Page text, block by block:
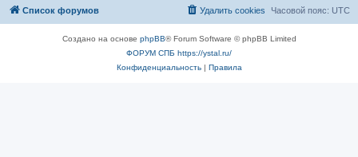
Список форумов Часовой пояс: UTC
Удалить cookies
Создано на основе phpBB® Forum Software © phpBB Limited
ФОРУМ СПБ https://ystal.ru/
Конфиденциальность| Правила